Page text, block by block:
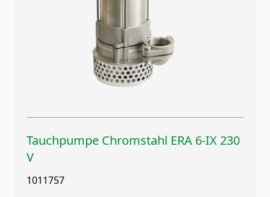
Tauchpumpe Chromstahl ERA 6-IX 230
V
1011757